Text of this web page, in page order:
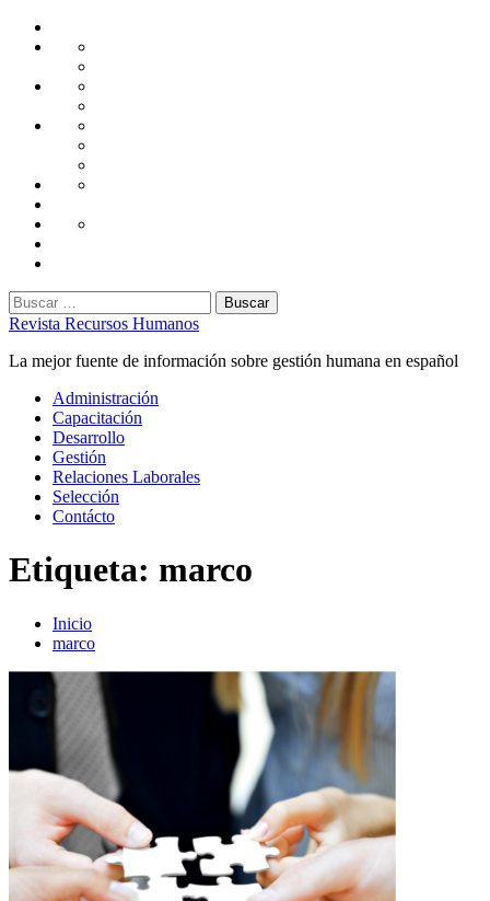
Saltar
Administración
Capacitación
Desarrollo
Gestión
Laborales
Selección
Buscar:
Revista Recursos Humanos
La mejor fuente de información sobre gestión humana en español
Menú
principal
Administración
Capacitación
Desarrollo
Gestión
Relaciones Laborales
Selección
Contácto
Etiqueta: marco
Inicio
marco